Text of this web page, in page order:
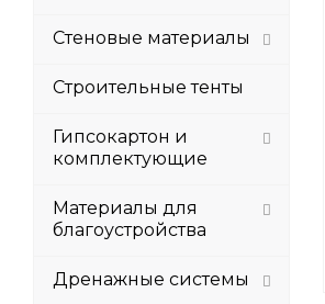
Стеновые материалы
Строительные тенты
Гипсокартон и
комплектующие
Материалы для
благоустройства
Дренажные системы